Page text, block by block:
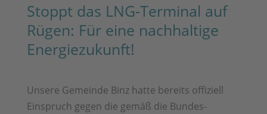
Stoppt das LNG-Terminal auf
Rügen: Für eine nachhaltige
Energiezukunft!
Unsere Gemeinde Binz hatte bereits offiziell
Einspruch gegen die gemäß die Bundes-